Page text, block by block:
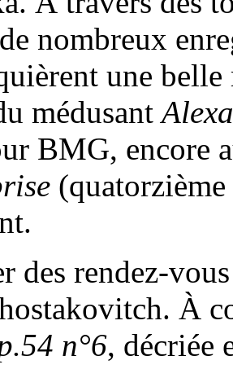
nombreux
une
médusant
BMG, encore
des rendez-
À
n°6, décriée